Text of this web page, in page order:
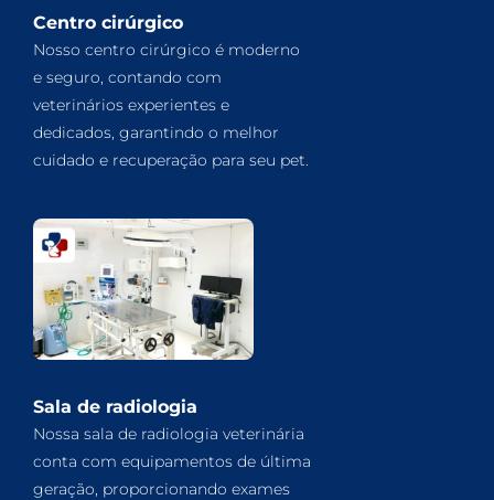
Centro cirúrgico
Nosso centro cirúrgico é moderno
e seguro, contando com
veterinários experientes e
dedicados, garantindo o melhor
cuidado e recuperação para seu pet.
Sala de radiologia
Nossa sala de radiologia veterinária
conta com equipamentos de última
geração, proporcionando exames